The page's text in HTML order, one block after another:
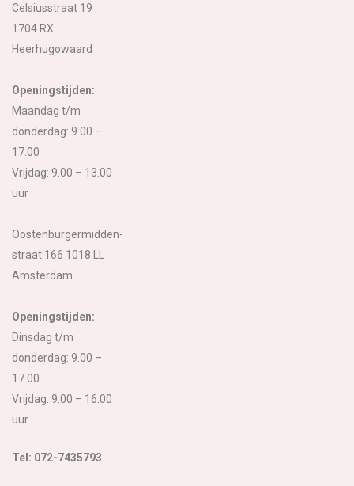
Celsiusstraat 19
1704 RX
Heerhugowaard
Openingstijden:
Maandag t/m
donderdag: 9.00 –
17.00
Vrijdag: 9.00 – 13.00
uur
Oostenburgermidden-
straat 166 1018 LL
Amsterdam
Openingstijden:
Dinsdag t/m
donderdag: 9.00 –
17.00
Vrijdag: 9.00 – 16.00
uur
Tel: 072-7435793